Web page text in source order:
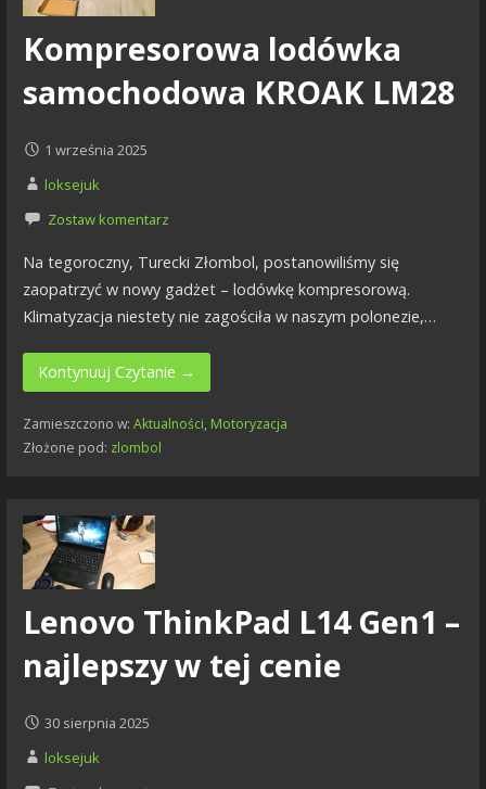
Kompresorowa lodówka
samochodowa KROAK LM28
1 września 2025
loksejuk
Zostaw komentarz
Na tegoroczny, Turecki Złombol, postanowiliśmy się
zaopatrzyć w nowy gadżet – lodówkę kompresorową.
Klimatyzacja niestety nie zagościła w naszym polonezie,…
Kontynuuj Czytanie →
Zamieszczono w: Aktualności, Motoryzacja
Złożone pod: zlombol
Lenovo ThinkPad L14 Gen1 –
najlepszy w tej cenie
30 sierpnia 2025
loksejuk